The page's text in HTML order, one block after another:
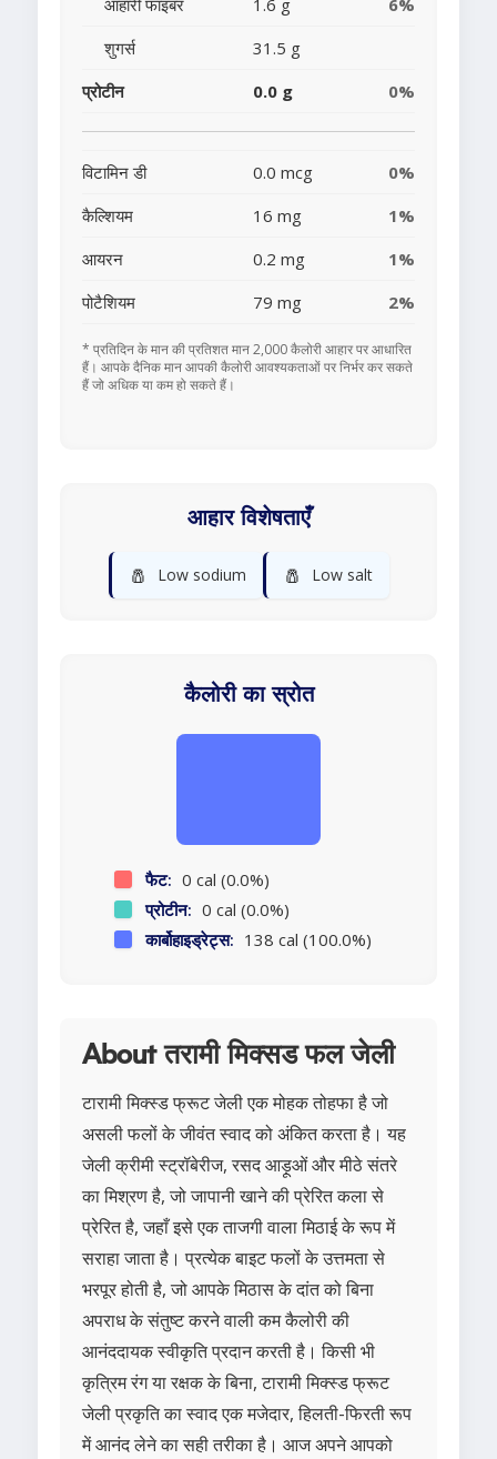
आहारी फाइबर 1.6 g
6%
शुगर्स
31.5 g
प्रोटीन
0.0 g 0%
विटामिन डी 0.0 mcg
0%
कैल्शियम
16 mg
1%
आयरन
0.2 mg
1%
पोटैशियम
79 mg 2%
* प्रतिदिन के मान की प्रतिशत मान 2,000 कैलोरी आहार पर आधारित
हैं। आपके दैनिक मान आपकी कैलोरी आवश्यकताओं पर निर्भर कर सकते
हैं जो अधिक या कम हो सकते हैं।
आहार विशेषताएँ
🧂 Low sodium 🧂 Low salt
कैलोरी का स्रोत
फैट: 0 cal (0.0%)
प्रोटीन: 0 cal (0.0%)
कार्बोहाइड्रेट्स: 138 cal (100.0%)
About तरामी मिक्सड फल जेली
टारामी मिक्स्ड फ्रूट जेली एक मोहक तोहफा है जो
असली फलों के जीवंत स्वाद को अंकित करता है। यह
जेली क्रीमी स्ट्रॉबेरीज, रसद आड़ूओं और मीठे संतरे
का मिश्रण है, जो जापानी खाने की प्रेरित कला से
प्रेरित है, जहाँ इसे एक ताजगी वाला मिठाई के रूप में
सराहा जाता है। प्रत्येक बाइट फलों के उत्तमता से
भरपूर होती है, जो आपके मिठास के दांत को बिना
अपराध के संतुष्ट करने वाली कम कैलोरी की
आनंददायक स्वीकृति प्रदान करती है। किसी भी
कृत्रिम रंग या रक्षक के बिना, टारामी मिक्स्ड फ्रूट
जेली प्रकृति का स्वाद एक मजेदार, हिलती-फिरती रूप
में आनंद लेने का सही तरीका है। आज अपने आपको